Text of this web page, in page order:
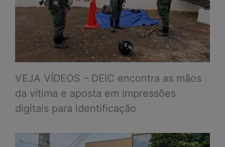
VEJA VÍDEOS – DEIC encontra as mãos
da vítima e aposta em impressões
digitais para identificação